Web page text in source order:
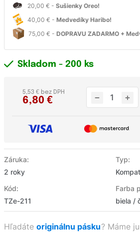
20,00 € - Sušienky Oreo!
40,00 € - Medvedíky Haribo!
75,00 € - DOPRAVU ZADARMO +
Záruka:
2 roky
Typ:
Kód:
TZe-211
Farba
biela /
Skladom - 200 ks
6,80 €
5,53 € bez DPH
Hľadáte originálnu pásku? Máme